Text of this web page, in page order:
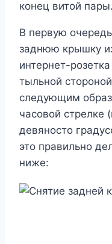
конец витой пары.
В первую
заднюю крышку
интернет-
тыльной
следующим
часовой стрелке
девяносто
это правильно
ниже: